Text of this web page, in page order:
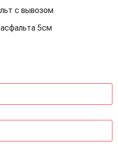
с вывозом
5см